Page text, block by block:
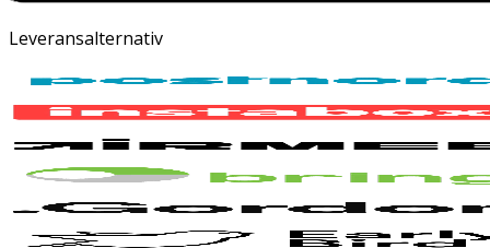
Leveransalternativ